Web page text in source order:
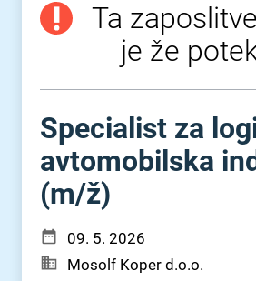
Ta
je že
Specialist za
avtomobilska
(m⁠/⁠ž)
09. 5. 2026
Mosolf Koper d.o.o.